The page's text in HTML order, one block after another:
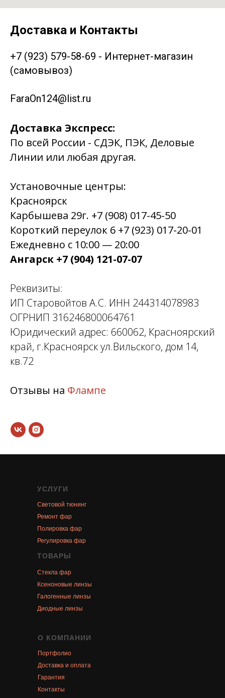
Доставка и Контакты
+7 (923) 579-58-69 - Интернет-магазин
(самовывоз)
FaraOn124@list.ru
Доставка Экспресс:
По всей России - СДЭК, ПЭК, Деловые
Линии или любая другая.
Установочные центры:
Красноярск
Карбышева 29г. +7 (908) 017-45-50
Короткий переулок 6 +7 (923) 017-20-01
Ежедневно с 10:00 — 20:00
Ангарск +7 (904) 121-07-07
Реквизиты:
ИП Старовойтов А.С. ИНН 244314078983
ОГРНИП 316246800064761
Юридический адрес: 660062, Красноярский
край, г.Красноярск ул.Вильского, дом 14,
кв.72
Отзывы на Флампе
УСЛУГИ
Световой тюнинг
Ремонт фар
Полировка фар
Регулировка фар
ТОВАРЫ
Стекла фар
Ксеноновые линзы
Галогенные линзы
Диодные линзы
О КОМПАНИИ
Портфолио
Доставка и оплата
Гарантия
Контакты